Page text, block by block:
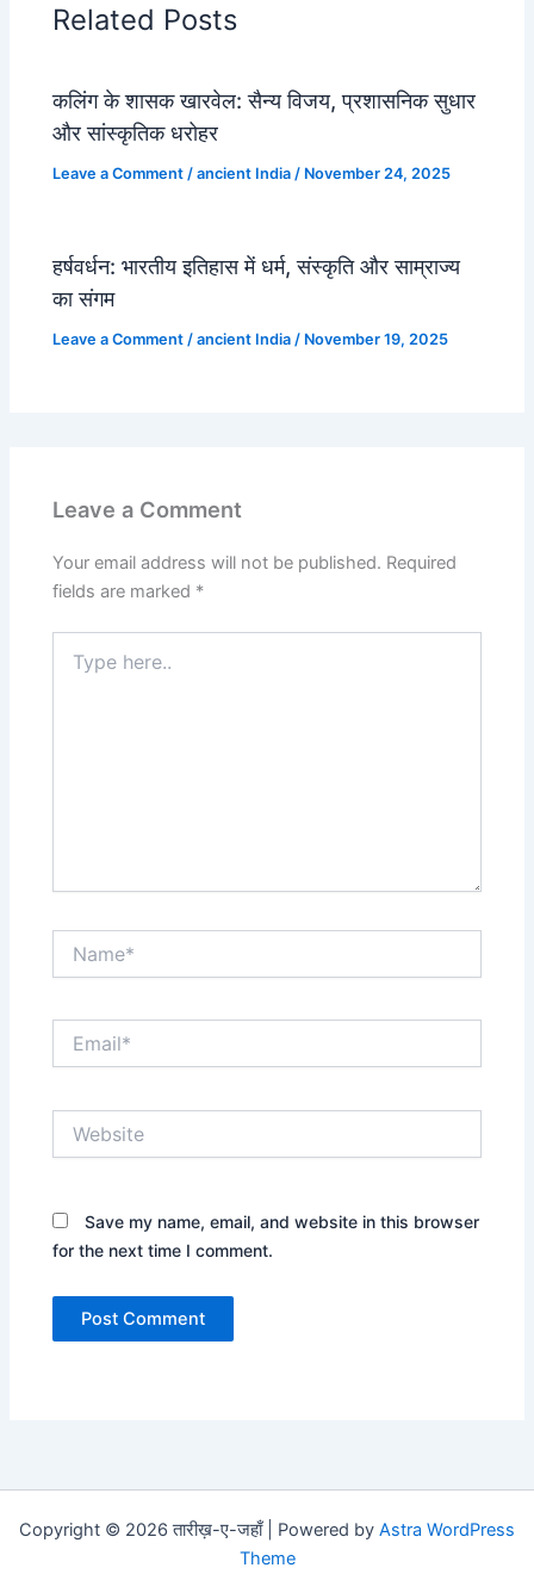
Related Posts
कलिंग के शासक खारवेल: सैन्य विजय, प्रशासनिक सुधार
और सांस्कृतिक धरोहर
Leave a Comment /ancient India / November 24, 2025
हर्षवर्धन: भारतीय इतिहास में धर्म, संस्कृति और साम्राज्य
का संगम
Leave a Comment /ancient India / November 19, 2025
Leave a Comment
Your email address will not be published. Required
fields are marked *
here..
Save my name, email, and website in this browser
for the next time I comment.
Copyright © 2026 तारीख़-ए-जहाँ | Powered by Astra WordPress
Theme